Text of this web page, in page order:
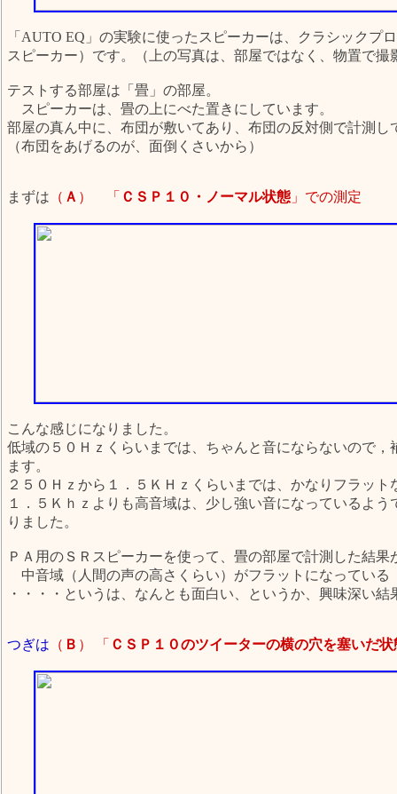
「AUTO EQ」の実験に使ったスピーカーは、クラシックプ
スピーカー）です。（上の写真は、部屋ではなく、物置で撮
テストする部屋は「畳」の部屋。
スピーカーは、畳の上にべた置きにしています。
部屋の真ん中に、布団が敷いてあり、布団の反対側で計測し
（布団をあげるのが、面倒くさいから）
まずは （ Ａ ） 「 ＣＳＰ１０・ノーマル状態 」での測定
こんな感じになりました。
低域の５０Ｈｚくらいまでは、ちゃんと音にならないので，
ます。
２５０Ｈｚから１．５ＫＨｚくらいまでは、かなりフラット
１．５Ｋｈｚよりも高音域は、少し強い音になっているよ
りました。
ＰＡ用のＳＲスピーカーを使って、畳の部屋で計測した結果
中音域（人間の声の高さくらい）がフラットになっている
・・・・というは、なんとも面白い、というか、興味深い結
つぎは （ Ｂ ） 「 ＣＳＰ１０のツイーターの横の穴を塞いだ状